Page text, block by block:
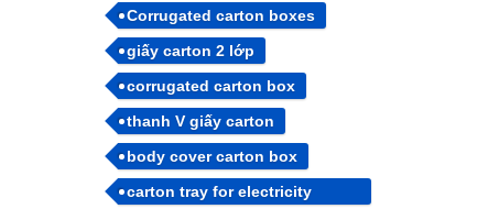
Corrugated carton boxes
giấy carton 2 lớp
corrugated carton box
thanh V giấy carton
body cover carton box
carton tray for electricity